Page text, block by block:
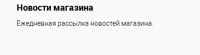
Купить в 1
клик
Сравнение
клик
Новости магазина
Ежедневная рассылка новостей магазина.